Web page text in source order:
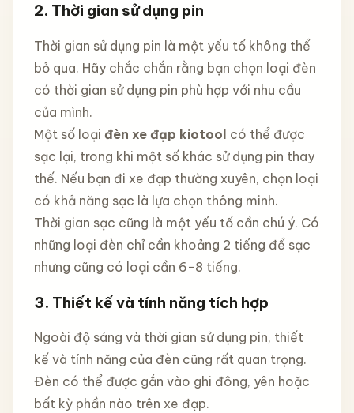
2. Thời gian sử dụng pin
Thời gian sử dụng pin là một yếu tố không thể
bỏ qua. Hãy chắc chắn rằng bạn chọn loại đèn
có thời gian sử dụng pin phù hợp với nhu cầu
của mình.
Một số loại đèn xe đạp kiotool có thể được
sạc lại, trong khi một số khác sử dụng pin thay
thế. Nếu bạn đi xe đạp thường xuyên, chọn loại
có khả năng sạc là lựa chọn thông minh.
Thời gian sạc cũng là một yếu tố cần chú ý. Có
những loại đèn chỉ cần khoảng 2 tiếng để sạc
nhưng cũng có loại cần 6-8 tiếng.
3. Thiết kế và tính năng tích hợp
Ngoài độ sáng và thời gian sử dụng pin, thiết
kế và tính năng của đèn cũng rất quan trọng.
Đèn có thể được gắn vào ghi đông, yên hoặc
bất kỳ phần nào trên xe đạp.